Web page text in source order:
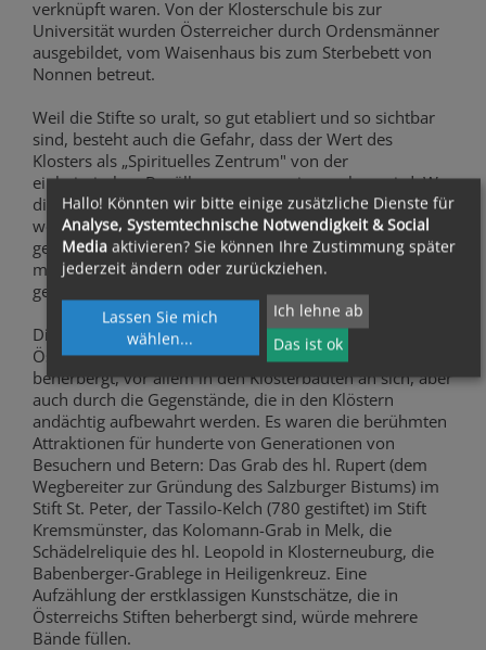
verknüpft waren. Von der Klosterschule bis zur
Universität wurden Österreicher durch Ordensmänner
ausgebildet, vom Waisenhaus bis zum Sterbebett von
Nonnen betreut.
Weil die Stifte so uralt, so gut etabliert und so sichtbar
sind, besteht auch die Gefahr, dass der Wert des
Klosters als „Spirituelles Zentrum" von der
einheimischen Bevölkerung zu wenig gesehen wird. Wer
die Kirchenlage in anderen Ländern kennt, wo es nur
wenige Klöster gibt und sie als spirituelle Sensation
gelten, der weiß: die österreichischen Stifte sind für
manche Bewohner dieses Landes zu selbstverständlich
geworden.
Die Stifte sind lebendige Geschichte, redende Steine.
Österreichs kulturelle Identität ist in den Klöstern
beherbergt, vor allem in den Klosterbauten an sich, aber
auch durch die Gegenstände, die in den Klöstern
andächtig aufbewahrt werden. Es waren die berühmten
Attraktionen für hunderte von Generationen von
Besuchern und Betern: Das Grab des hl. Rupert (dem
Wegbereiter zur Gründung des Salzburger Bistums) im
Stift St. Peter, der Tassilo-Kelch (780 gestiftet) im Stift
Kremsmünster, das Kolomann-Grab in Melk, die
Schädelreliquie des hl. Leopold in Klosterneuburg, die
Babenberger-Grablege in Heiligenkreuz. Eine
Aufzählung der erstklassigen Kunstschätze, die in
Österreichs Stiften beherbergt sind, würde mehrere
Bände füllen.
Hallo! Könnten wir bitte einige zusätzliche Dienste für
Analyse, Systemtechnische Notwendigkeit & Social
Mediaaktivieren? Sie können Ihre Zustimmung später
jederzeit ändern oder zurückziehen.
Lassen Sie mich
wählen...
Ich lehne ab
Das ist ok